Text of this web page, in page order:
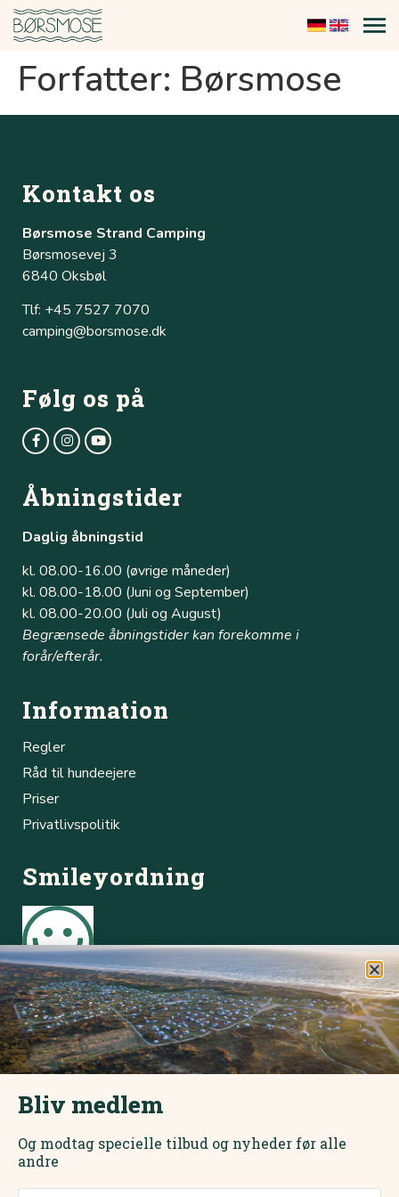
Forfatter: Børsmose
Kontakt os
Børsmose Strand Camping
Børsmosevej 3
6840 Oksbøl
Tlf: +45 7527 7070
camping@borsmose.dk
Følg os på
Åbningstider
Daglig åbningstid
kl. 08.00-16.00 (øvrige måneder)
kl. 08.00-18.00 (Juni og September)
kl. 08.00-20.00 (Juli og August)
Begrænsede åbningstider kan forekomme i
forår/efterår.
Information
Regler
Råd til hundeejere
Priser
Privatlivspolitik
Smileyordning
Børsmose Strand Camping Cafe
Online booking
Du kan hurtigt og nemt booke plads via vores online
Book online her
Bliv medlem
Og modtag specielle tilbud og nyheder før alle
andre